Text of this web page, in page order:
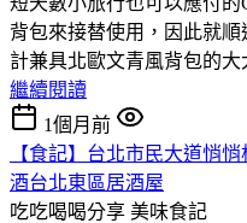
背包來接替使用，因此就
計兼具北歐文青風背包的大
繼續閱讀
1個月前
【食記】台北市民大道悄
酒台北東區居酒屋
吃吃喝喝分享 美味食記